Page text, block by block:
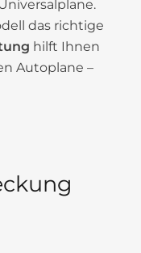
das richtige
hilft Ihnen
Autoplane –